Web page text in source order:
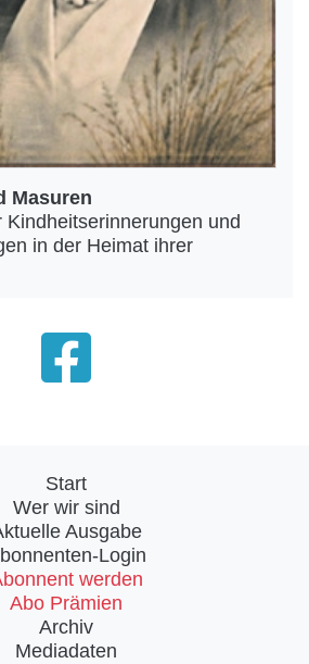
Masuren
Kindheitserinnerungen und
in der Heimat ihrer
Start
Wer wir sind
Ausgabe
Login
werden
Abo Prämien
Archiv
Mediadaten